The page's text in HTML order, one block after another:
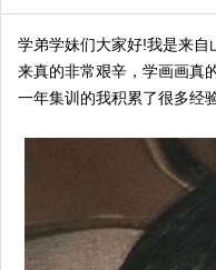
学弟学妹们大家好!我是来
来真的非常艰辛，学画画真
一年集训的我积累了很多经